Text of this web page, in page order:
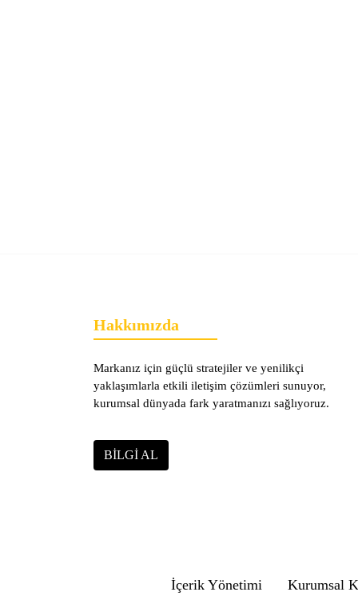
Hakkımızda
Markanız için güçlü stratejiler ve yenilikçi
yaklaşımlarla etkili iletişim çözümleri sunuyor,
kurumsal dünyada fark yaratmanızı sağlıyoruz.
BILGI AL
İçerik Yönetimi Kurumsal